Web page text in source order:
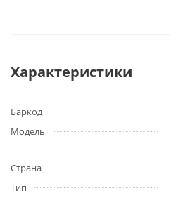
Характеристики
Баркод
Модель
Страна
Тип